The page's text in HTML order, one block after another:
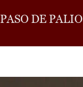
PASO DE PALIO